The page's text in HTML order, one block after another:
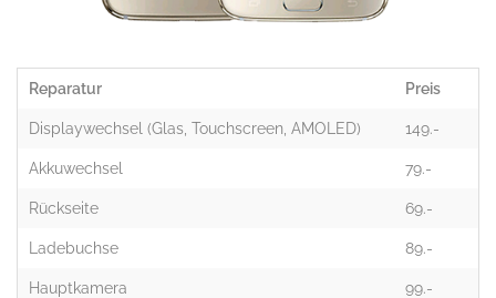
Reparatur Preis
Displaywechsel (Glas, Touchscreen, AMOLED) 149.-
Akkuwechsel 79.-
Rückseite 69.-
Ladebuchse 89.-
Hauptkamera 99.-